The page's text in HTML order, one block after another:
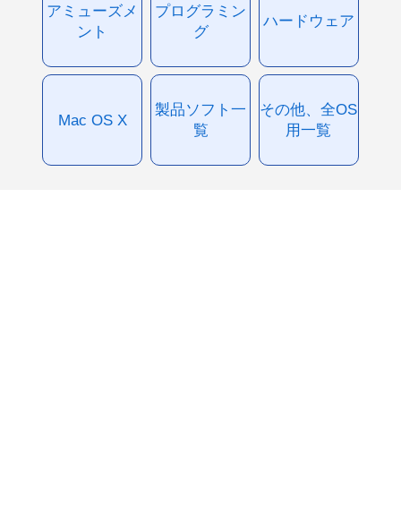
アミューズメ
ント
プログラミン
グ
ハードウェア
Mac OS X
製品ソフト一
覧
その他、全OS
用一覧